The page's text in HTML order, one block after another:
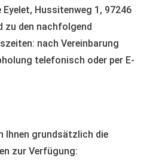
Hussitenweg 1, 97246
zu den nachfolgend
nach Vereinbarung
telefonisch oder per E-
Ihnen grundsätzlich die
zur Verfügung: